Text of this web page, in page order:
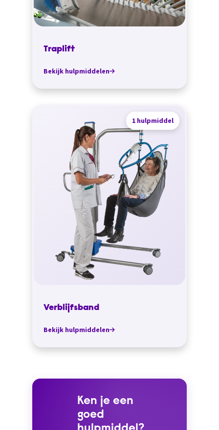
Traplift
Bekijk hulpmiddelen
1 hulpmiddel
Verblijfsband
Bekijk hulpmiddelen
Ken je een
goed